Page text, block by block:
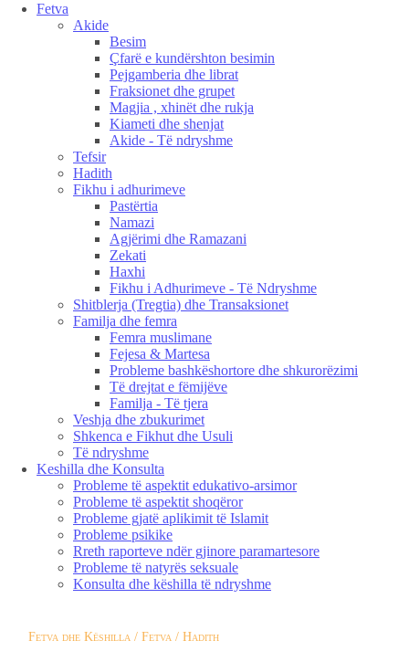
Fetva
Akide
Besim
Çfarë e kundërshton besimin
Pejgamberia dhe librat
Fraksionet dhe grupet
Magjia , xhinët dhe rukja
Kiameti dhe shenjat
Akide - Të ndryshme
Tefsir
Hadith
Fikhu i adhurimeve
Pastërtia
Namazi
Agjërimi dhe Ramazani
Zekati
Haxhi
Fikhu i Adhurimeve - Të Ndryshme
Shitblerja (Tregtia) dhe Transaksionet
Familja dhe femra
Femra muslimane
Fejesa & Martesa
Probleme bashkëshortore dhe shkurorëzimi
Të drejtat e fëmijëve
Familja - Të tjera
Veshja dhe zbukurimet
Shkenca e Fikhut dhe Usuli
Të ndryshme
Keshilla dhe Konsulta
Probleme të aspektit edukativo-arsimor
Probleme të aspektit shoqëror
Probleme gjatë aplikimit të Islamit
Probleme psikike
Rreth raporteve ndër gjinore paramartesore
Probleme të natyrës seksuale
Konsulta dhe këshilla të ndryshme
Fetva dhe Këshilla / Fetva / Hadith